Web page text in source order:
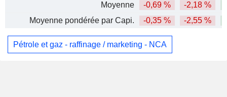
Moyenne
-0,69 % -2,18 %
Moyenne pondérée par Capi.
-0,35 % -2,55 %
Pétrole et gaz - raffinage / marketing - NCA